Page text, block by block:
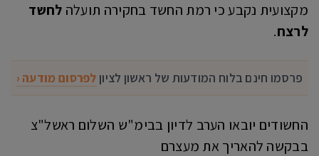
מקצועית נקבע כי רמת החשד בחקירה תועלה לחשד
לרצח.
פרסמו חינם בלוח המודעות של ראשון לציון לפרסום מודעה ‹
החשודים יובאו הערב לדיון בבימ"ש השלום ראשל"צ
בבקשה להאריך את מעצרם